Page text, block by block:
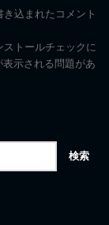
き込まれたコメント
トールチェックに
示される問題があ